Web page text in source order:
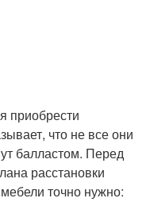
приобрести
что не все они
балластом. Перед
расстановки
точно нужно: